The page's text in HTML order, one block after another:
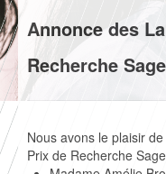
Annonce des
Recherche
Nous avons le plaisir
Prix de Recherche